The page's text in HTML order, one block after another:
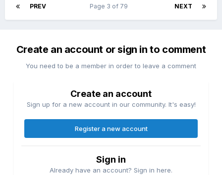
PREV NEXT
Page 3 of 79
Create an account or sign in to comment
You need to be a member in order to leave a comment
Create an account
Sign up for a new account in our community. It's easy!
Register a new account
Sign in
Already have an account? Sign in here.